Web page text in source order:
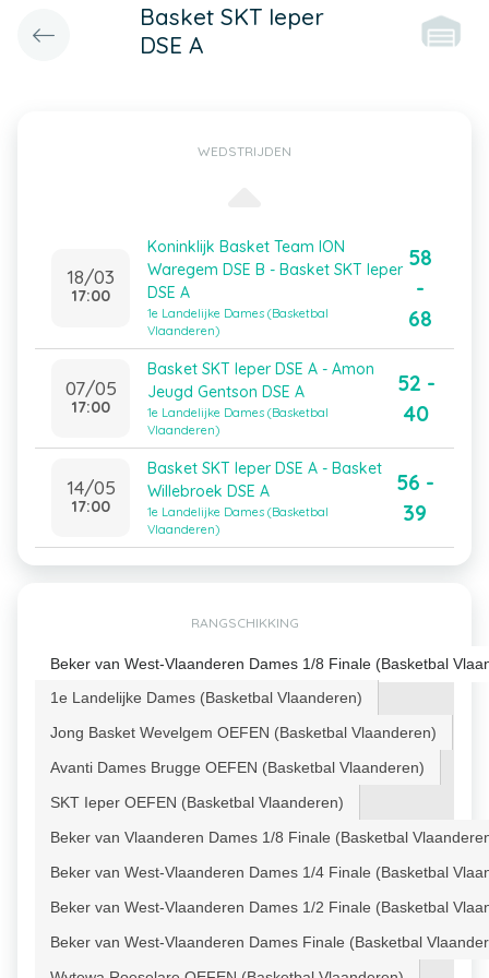
Basket SKT Ieper
DSE A
WEDSTRIJDEN
18/03
17:00
Koninklijk Basket Team ION
Waregem DSE B - Basket SKT Ieper
DSE A
1e Landelijke Dames (Basketbal
Vlaanderen)
58
-
68
07/05
17:00
Basket SKT Ieper DSE A - Amon
Jeugd Gentson DSE A
1e Landelijke Dames (Basketbal
Vlaanderen)
52 -
40
14/05
17:00
Basket SKT Ieper DSE A - Basket
Willebroek DSE A
1e Landelijke Dames (Basketbal
Vlaanderen)
56 -
39
RANGSCHIKKING
Beker van West-Vlaanderen Dames 1/8 Finale (Basketbal
1e Landelijke Dames (Basketbal Vlaanderen)
Jong Basket Wevelgem OEFEN (Basketbal Vlaanderen)
Avanti Dames Brugge OEFEN (Basketbal Vlaanderen)
SKT Ieper OEFEN (Basketbal Vlaanderen)
Beker van Vlaanderen Dames 1/8 Finale (Basketbal
Beker van West-Vlaanderen Dames 1/4 Finale (Basketbal
Beker van West-Vlaanderen Dames 1/2 Finale (Basketbal
Beker van West-Vlaanderen Dames Finale (Basketbal